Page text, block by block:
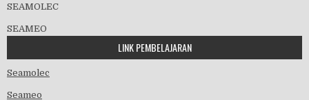
Pembagian Ijazah 2020
SEAMOLEC
SEAMEO
LINK PEMBELAJARAN
Seamolec
Seameo